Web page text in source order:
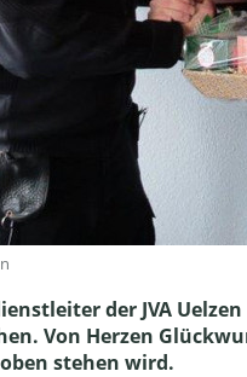
der JVA
Von Herzen
oben stehen wird.